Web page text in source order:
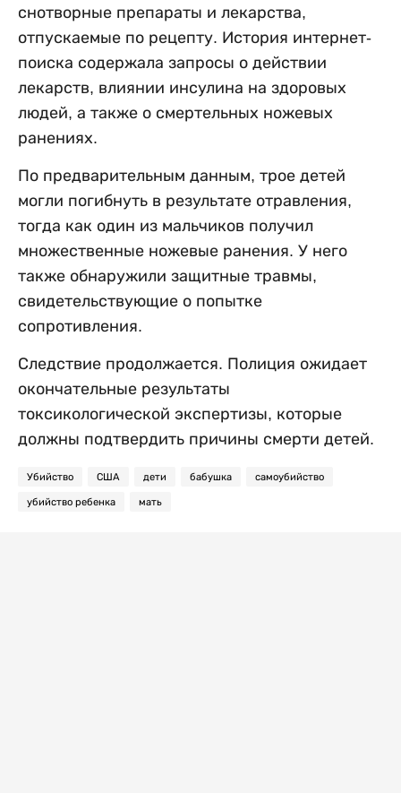
снотворные препараты и лекарства,
отпускаемые по рецепту. История интернет-
поиска содержала запросы о действии
лекарств, влиянии инсулина на здоровых
людей, а также о смертельных ножевых
ранениях.
По предварительным данным, трое детей
могли погибнуть в результате отравления,
тогда как один из мальчиков получил
множественные ножевые ранения. У него
также обнаружили защитные травмы,
свидетельствующие о попытке
сопротивления.
Следствие продолжается. Полиция ожидает
окончательные результаты
токсикологической экспертизы, которые
должны подтвердить причины смерти детей.
Убийство США дети бабушка самоубийство
убийство ребенка мать